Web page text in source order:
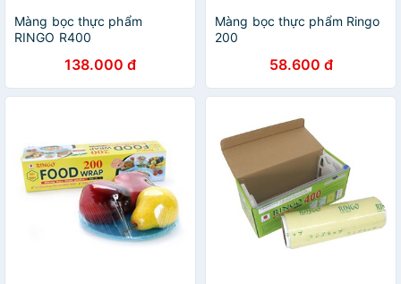
Màng bọc thực phẩm
RINGO R400
138.000 đ
Màng bọc thực phẩm Ringo
200
58.600 đ